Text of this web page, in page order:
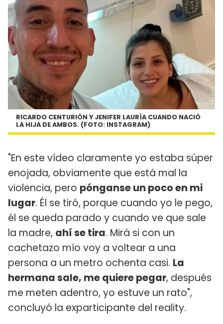
RICARDO CENTURIÓN Y JENIFER LAURÍA CUANDO NACIÓ
LA HIJA DE AMBOS. (FOTO: INSTAGRAM)
"En este vídeo claramente yo estaba súper
enojada, obviamente que está mal la
violencia, pero pónganse un poco en mi
lugar. Él se tiró, porque cuando yo le pego,
él se queda parado y cuando ve que sale
la madre, ahí se tira. Mirá si con un
cachetazo mío voy a voltear a una
persona a un metro ochenta casi. La
hermana sale, me quiere pegar, después
me meten adentro, yo estuve un rato",
concluyó la exparticipante del reality.